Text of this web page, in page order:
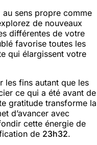
au sens propre comme
de nouveaux
différentes de votre
favorise toutes les
qui élargissent votre
les fins autant que les
ce qui a été avant de
gratitude transforme la
d’avancer avec
cette énergie de
de 23h32.